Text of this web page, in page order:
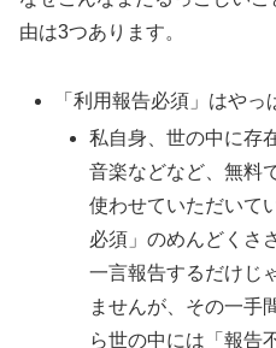
由は3つあります。
「利用報告必須」はやっ
私自身、世の中に存
音楽などなど、無料
使わせていただいて
必須」のめんどくさ
一言報告するだけじ
ませんが、その一手
ら世の中には「報告